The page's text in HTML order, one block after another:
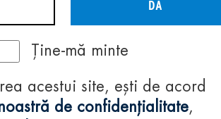
DA
Ține-mă minte
acestui site, ești de acord
de confidențialitate,